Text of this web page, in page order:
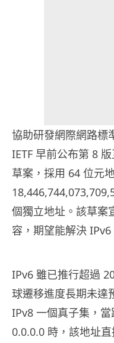
協助研發網際網路標
IETF 早前公布第 8
草案，採用 64 位元
個獨立地址。該草案
容，期望能解決
IPv6 雖已推行超過
球遷移進度長期未達
IPv8 一個真子集，
0.0.0.0 時，該地址